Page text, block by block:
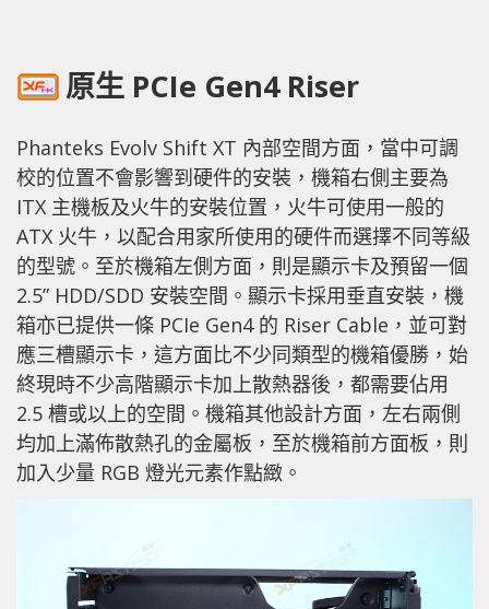
原生 PCIe Gen4 Riser
Phanteks Evolv Shift XT 內部空間方面，當中可調
校的位置不會影響到硬件的安裝，機箱右側主要為
ITX 主機板及火牛的安裝位置，火牛可使用一般的
ATX 火牛，以配合用家所使用的硬件而選擇不同等級
的型號。至於機箱左側方面，則是顯示卡及預留一個
2.5” HDD/SDD 安裝空間。顯示卡採用垂直安裝，機
箱亦已提供一條 PCIe Gen4 的 Riser Cable，並可對
應三槽顯示卡，這方面比不少同類型的機箱優勝，始
終現時不少高階顯示卡加上散熱器後，都需要佔用
2.5 槽或以上的空間。機箱其他設計方面，左右兩側
均加上滿佈散熱孔的金屬板，至於機箱前方面板，則
加入少量 RGB 燈光元素作點緻。